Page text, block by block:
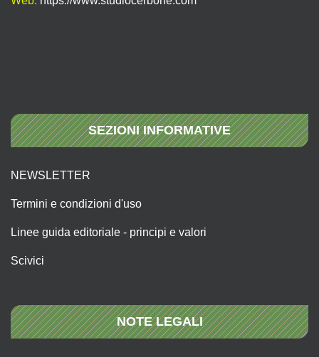
SEZIONI INFORMATIVE
NEWSLETTER
Termini e condizioni d'uso
Linee guida editoriale - principi e valori
Scivici
NOTE LEGALI